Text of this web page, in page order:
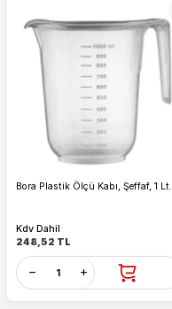
Bora Plastik Ölçü Kabı, Şeffaf, 1 Lt.
Kdv Dahil
248,52 TL